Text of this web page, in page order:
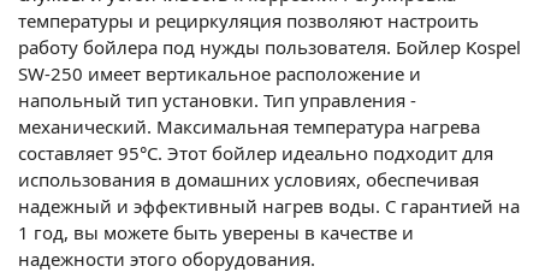
температуры и рециркуляция позволяют настроить
работу бойлера под нужды пользователя. Бойлер Kospel
SW-250 имеет вертикальное расположение и
напольный тип установки. Тип управления -
механический. Максимальная температура нагрева
составляет 95°C. Этот бойлер идеально подходит для
использования в домашних условиях, обеспечивая
надежный и эффективный нагрев воды. С гарантией на
1 год, вы можете быть уверены в качестве и
надежности этого оборудования.